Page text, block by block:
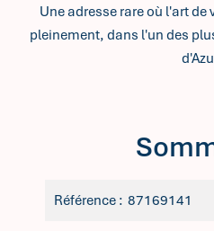
Une adresse rare où l'art
pleinement, dans l'un des
Référence 87169141